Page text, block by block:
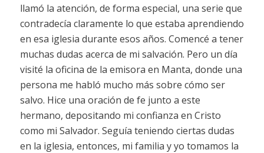
llamó la atención, de forma especial, una serie que
contradecía claramente lo que estaba aprendiendo
en esa iglesia durante esos años. Comencé a tener
muchas dudas acerca de mi salvación. Pero un día
visité la oficina de la emisora en Manta, donde una
persona me habló mucho más sobre cómo ser
salvo. Hice una oración de fe junto a este
hermano, depositando mi confianza en Cristo
como mi Salvador. Seguía teniendo ciertas dudas
en la iglesia, entonces, mi familia y yo tomamos la